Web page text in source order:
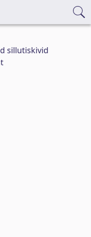
sillutiskivid